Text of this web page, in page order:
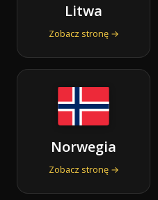
Litwa
Zobacz stronę →
Norwegia
Zobacz stronę →